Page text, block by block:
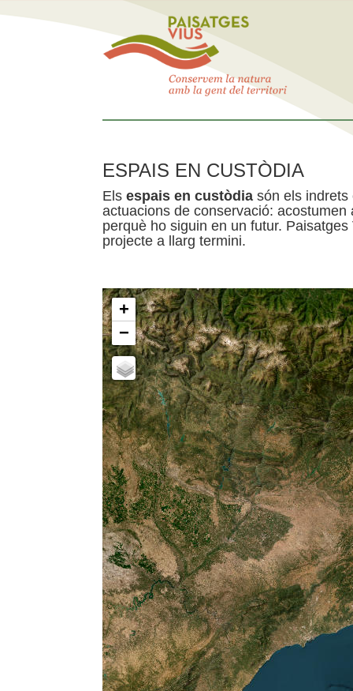
ESPAIS EN CUSTÒDIA
Els espais en custòdia són els indrets
actuacions de conservació:
perquè ho siguin en un futur.
projecte a llarg termini.
+
−